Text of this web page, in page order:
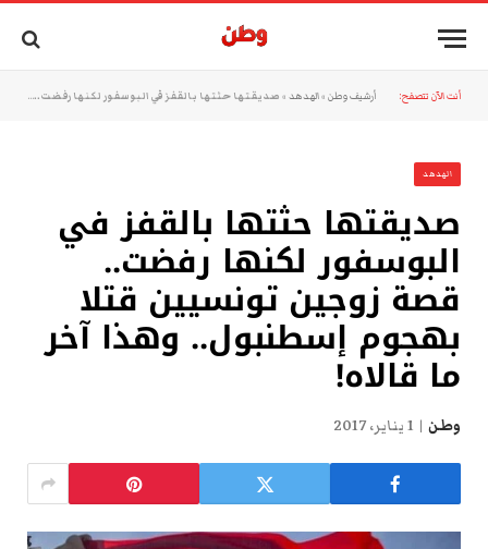
أنت الآن تتصفح: أرشيف وطن »الهدهد » صديقتها حثتها بالقفز في البوسفور لكنها رفضت.. قصة زوجين تونسيين قتلا بهجوم إسطنبول.. وهذا آخر ما قالاه!
الهدهد
صديقتها حثتها بالقفز في
البوسفور لكنها رفضت..
قصة زوجين تونسيين قتلا
بهجوم إسطنبول.. وهذا آخر
ما قالاه!
وطن 1 يناير، 2017